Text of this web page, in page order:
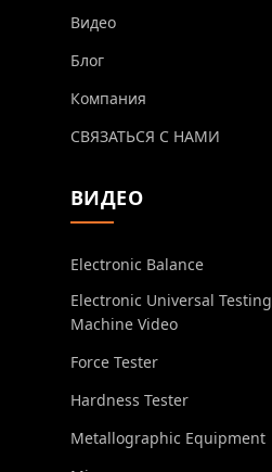
Видео
Блог
Компания
СВЯЗАТЬСЯ С НАМИ
ВИДЕО
Electronic Balance
Electronic Universal Testing
Machine Video
Force Tester
Hardness Tester
Metallographic Equipment